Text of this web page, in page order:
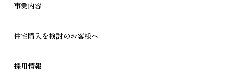
事業内容
住宅購入を検討のお客様へ
採用情報